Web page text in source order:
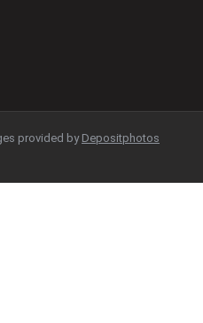
provided by Depositphotos